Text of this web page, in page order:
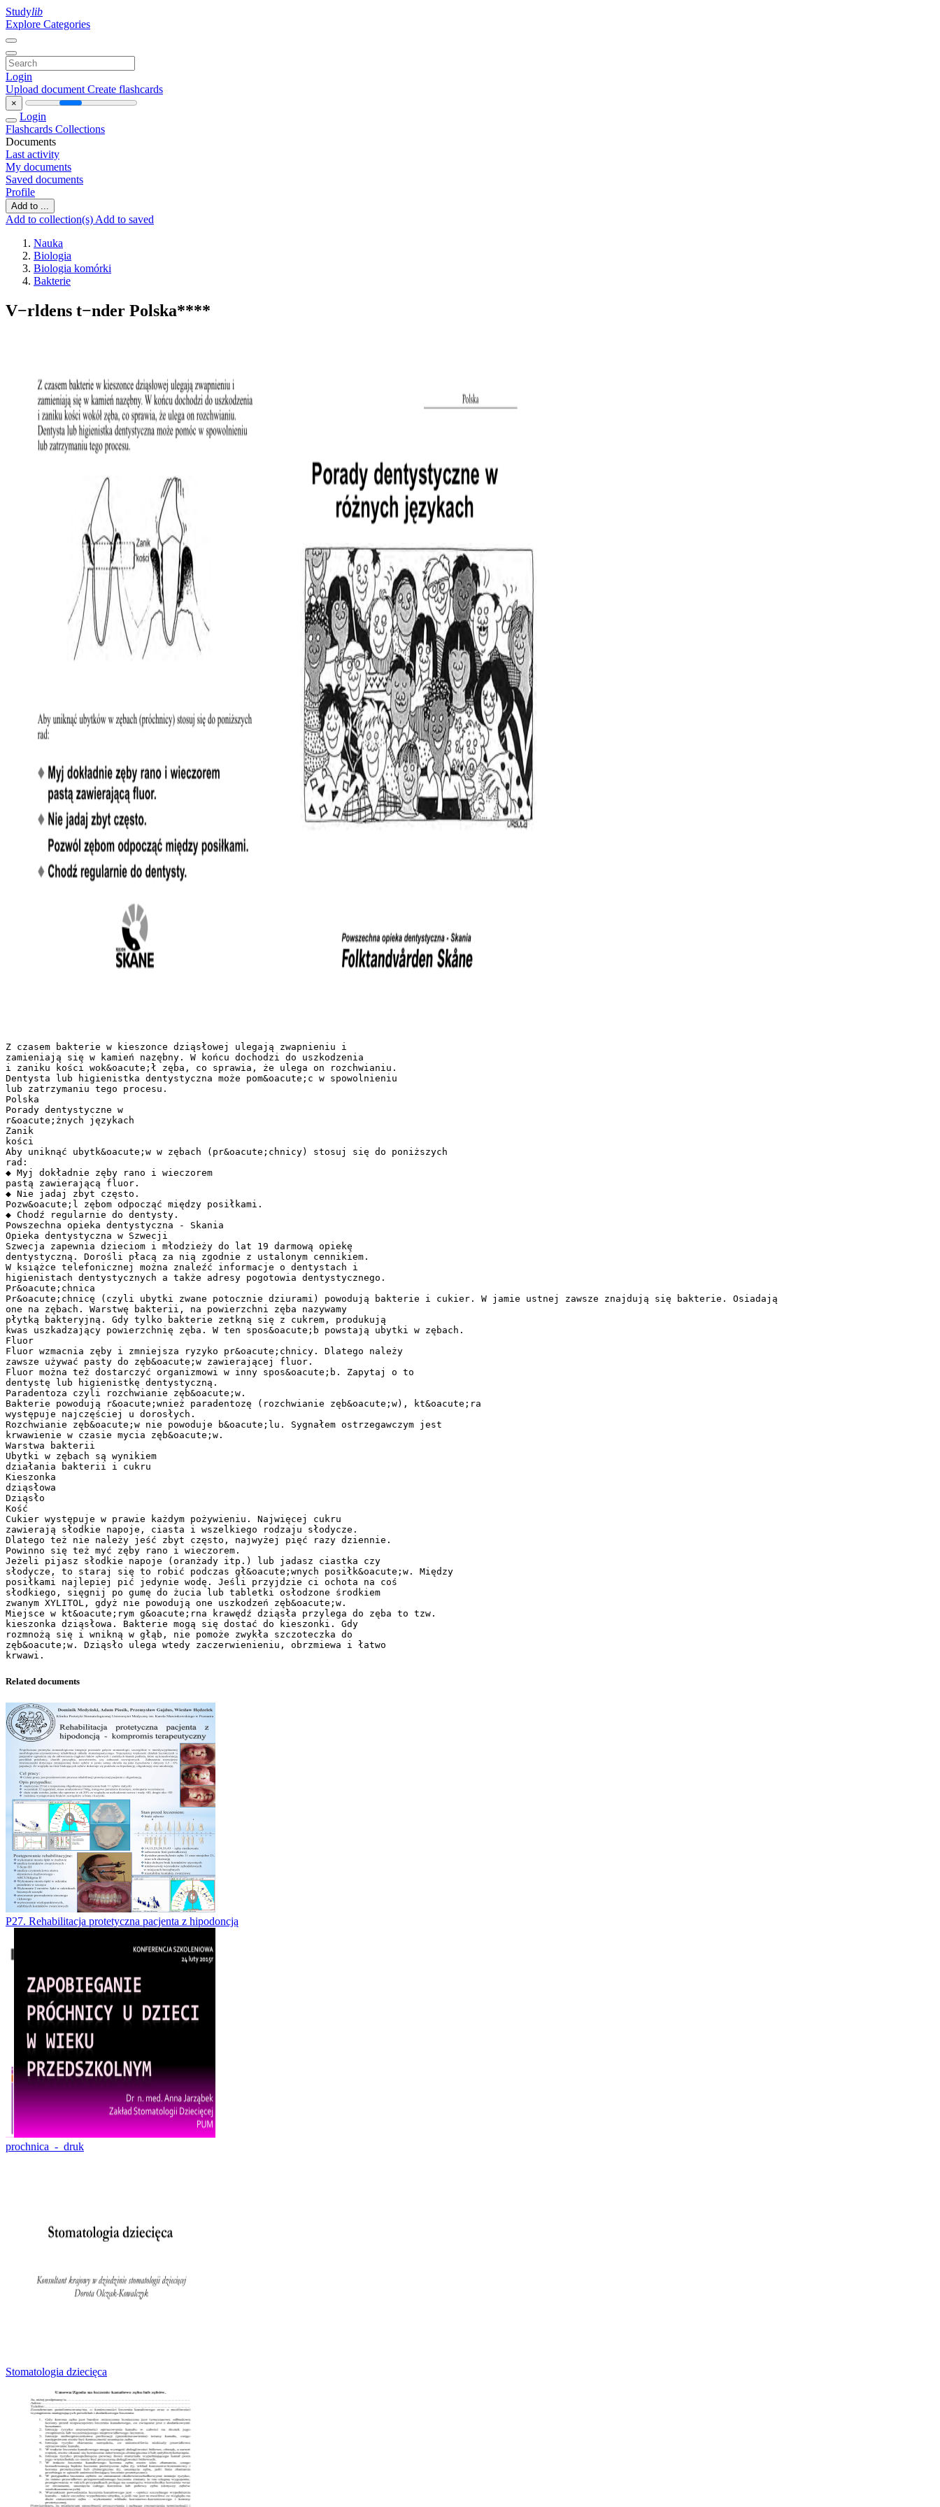
Studylib
Explore Categories
Login
Upload document Create flashcards
×
Login
Flashcards Collections
Documents
Last activity
My documents
Saved documents
Profile
Add to ...
Add to collection(s) Add to saved
Nauka
Biologia
Biologia komórki
Bakterie
V−rldens t−nder Polska****
Z czasem bakterie w kieszonce dziąsłowej ulegają zwapnieniu i
zamieniają się w kamień nazębny. W końcu dochodzi do uszkodzenia
i zaniku kości wok&oacute;ł zęba, co sprawia, że ulega on rozchwianiu.
Dentysta lub higienistka dentystyczna może pom&oacute;c w spowolnieniu
lub zatrzymaniu tego procesu.
Polska
Porady dentystyczne w
r&oacute;żnych językach
Zanik
kości
Aby uniknąć ubytk&oacute;w w zębach (pr&oacute;chnicy) stosuj się do poniższych
rad:
◆ Myj dokładnie zęby rano i wieczorem
pastą zawierającą fluor.
◆ Nie jadaj zbyt często.
Pozw&oacute;l zębom odpocząć między posiłkami.
◆ Chodź regularnie do dentysty.
Powszechna opieka dentystyczna - Skania
Opieka dentystyczna w Szwecji
Szwecja zapewnia dzieciom i młodzieży do lat 19 darmową opiekę
dentystyczną. Dorośli płacą za nią zgodnie z ustalonym cennikiem.
W książce telefonicznej można znaleźć informacje o dentystach i
higienistach dentystycznych a także adresy pogotowia dentystycznego.
Pr&oacute;chnica
Pr&oacute;chnicę (czyli ubytki zwane potocznie dziurami) powodują bakterie i cukier. W jamie ustnej zawsze znajdują się bakterie. Osiadają
one na zębach. Warstwę bakterii, na powierzchni zęba nazywamy
płytką bakteryjną. Gdy tylko bakterie zetkną się z cukrem, produkują
kwas uszkadzający powierzchnię zęba. W ten spos&oacute;b powstają ubytki w zębach.
Fluor
Fluor wzmacnia zęby i zmniejsza ryzyko pr&oacute;chnicy. Dlatego należy
zawsze używać pasty do zęb&oacute;w zawierającej fluor.
Fluor można też dostarczyć organizmowi w inny spos&oacute;b. Zapytaj o to
dentystę lub higienistkę dentystyczną.
Paradentoza czyli rozchwianie zęb&oacute;w.
Bakterie powodują r&oacute;wnież paradentozę (rozchwianie zęb&oacute;w), kt&oacute;ra
występuje najczęściej u dorosłych.
Rozchwianie zęb&oacute;w nie powoduje b&oacute;lu. Sygnałem ostrzegawczym jest
krwawienie w czasie mycia zęb&oacute;w.
Warstwa bakterii
Ubytki w zębach są wynikiem
działania bakterii i cukru
Kieszonka
dziąsłowa
Dziąsło
Kość
Cukier występuje w prawie każdym pożywieniu. Najwięcej cukru
zawierają słodkie napoje, ciasta i wszelkiego rodzaju słodycze.
Dlatego też nie należy jeść zbyt często, najwyżej pięć razy dziennie.
Powinno się też myć zęby rano i wieczorem.
Jeżeli pijasz słodkie napoje (oranżady itp.) lub jadasz ciastka czy
słodycze, to staraj się to robić podczas gł&oacute;wnych posiłk&oacute;w. Między
posiłkami najlepiej pić jedynie wodę. Jeśli przyjdzie ci ochota na coś
słodkiego, sięgnij po gumę do żucia lub tabletki osłodzone środkiem
zwanym XYLITOL, gdyż nie powodują one uszkodzeń zęb&oacute;w.
Miejsce w kt&oacute;rym g&oacute;rna krawędź dziąsła przylega do zęba to tzw.
kieszonka dziąsłowa. Bakterie mogą się dostać do kieszonki. Gdy
rozmnożą się i wnikną w głąb, nie pomoże zwykła szczoteczka do
zęb&oacute;w. Dziąsło ulega wtedy zaczerwienieniu, obrzmiewa i łatwo
Related documents
P27. Rehabilitacja protetyczna pacjenta z hipodoncją
prochnica_-_druk
Stomatologia dziecięca